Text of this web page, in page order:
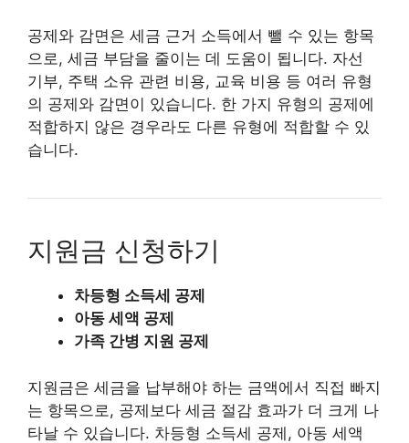
공제와 감면은 세금 근거 소득에서 뺄 수 있는 항목
으로, 세금 부담을 줄이는 데 도움이 됩니다. 자선
기부, 주택 소유 관련 비용, 교육 비용 등 여러 유형
의 공제와 감면이 있습니다. 한 가지 유형의 공제에
적합하지 않은 경우라도 다른 유형에 적합할 수 있
습니다.
지원금 신청하기
차등형 소득세 공제
아동 세액 공제
가족 간병 지원 공제
지원금은 세금을 납부해야 하는 금액에서 직접 빠지
는 항목으로, 공제보다 세금 절감 효과가 더 크게 나
타날 수 있습니다. 차등형 소득세 공제, 아동 세액